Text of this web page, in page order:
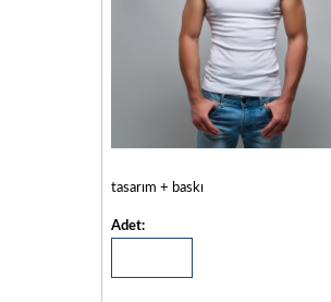
tasarım + baskı
Adet: